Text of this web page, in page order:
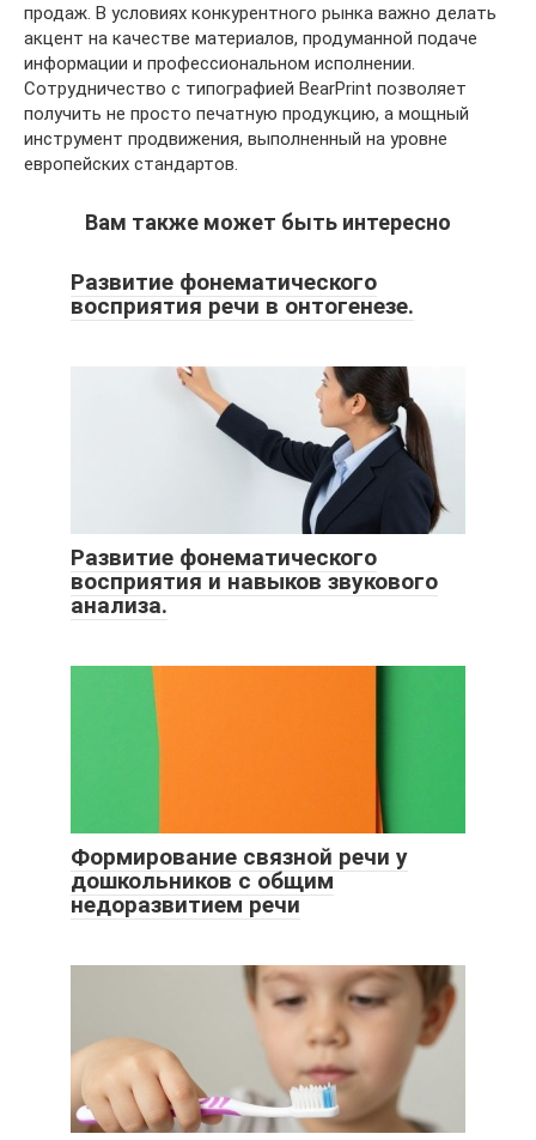
продаж. В условиях конкурентного рынка важно делать
акцент на качестве материалов, продуманной подаче
информации и профессиональном исполнении.
Сотрудничество с типографией BearPrint позволяет
получить не просто печатную продукцию, а мощный
инструмент продвижения, выполненный на уровне
европейских стандартов.
Вам также может быть интересно
Развитие фонематического
восприятия речи в онтогенезе.
Развитие фонематического
восприятия и навыков звукового
анализа.
Формирование связной речи у
дошкольников с общим
недоразвитием речи